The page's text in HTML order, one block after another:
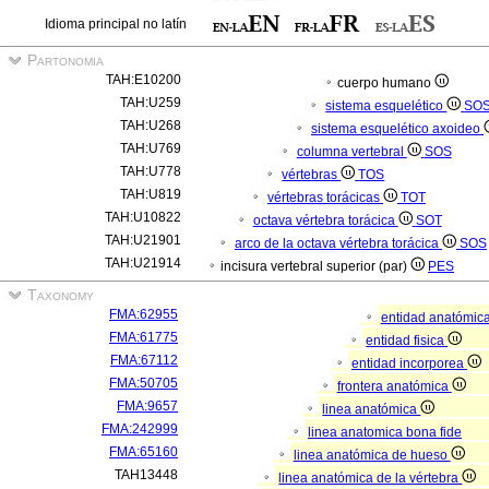
Idioma principal no latín
Partonomia
TAH:E10200
cuerpo humano
TAH:U259
sistema esquelético
TAH:U268
sistema esquelético axoideo
TAH:U769
columna vertebral
SOS
TAH:U778
vértebras
TOS
TAH:U819
vértebras torácicas
TOT
TAH:U10822
octava vértebra torácica
SOT
TAH:U21901
arco de la octava vértebra torácica
SOS
TAH:U21914
incisura vertebral superior (par) PES
Taxonomy
FMA:62955
entidad
FMA:61775
entidad fisica
FMA:67112
entidad incorporea
FMA:50705
frontera anatómica
FMA:9657
linea anatómica
FMA:242999
linea anatomica bona fide
FMA:65160
linea anatómica de hueso
TAH13448
linea anatómica de la vértebra